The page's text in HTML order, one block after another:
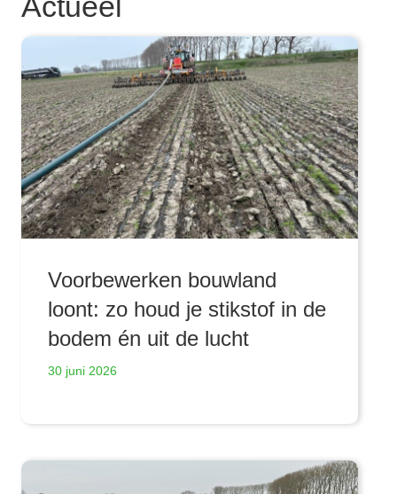
Voorbewerken bouwland
loont: zo houd je stikstof in de
bodem én uit de lucht
30 juni 2026